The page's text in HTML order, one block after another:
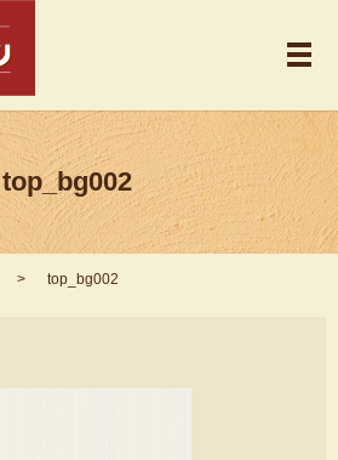
メ
top_bg002
top_bg002